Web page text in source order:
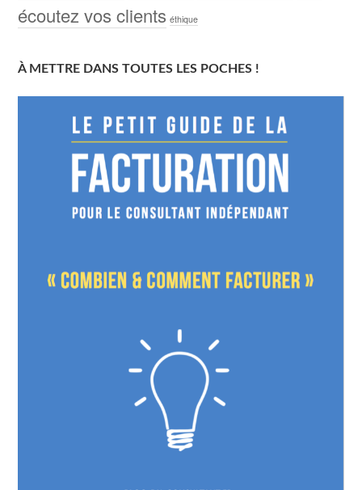
écoutez vos clients éthique
À METTRE DANS TOUTES LES POCHES !